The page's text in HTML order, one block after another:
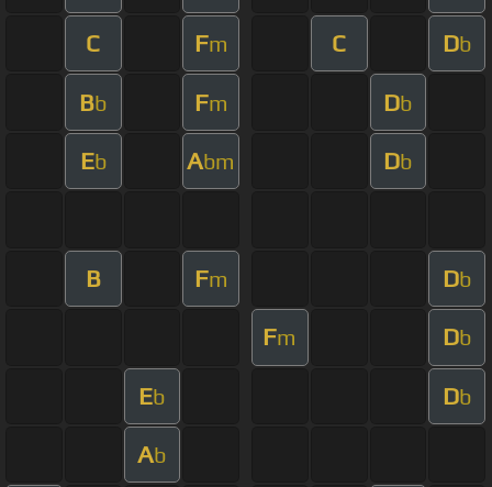
C Fm C Db
Bb Fm Db
Eb Abm Db
B Fm Db
Fm Db
Eb Db
Ab